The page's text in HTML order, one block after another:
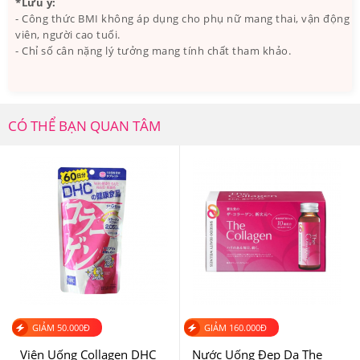
Thành phần Bột Collagen Uống Lựu Đỏ Hàn Quốc bao
gồm: Collagen phân tử nhỏ (với kích thước 3000Da);
- Công thức BMI không áp dụng cho phụ nữ mang thai, vận động
viên, người cao tuổi.
- Chỉ số cân nặng lý tưởng mang tính chất tham khảo.
CÓ THỂ BẠN QUAN TÂM
GIẢM 50.000Đ
Viên Uống Collagen DHC
GIẢM 160.000Đ
Nước Uống Đẹp Da The